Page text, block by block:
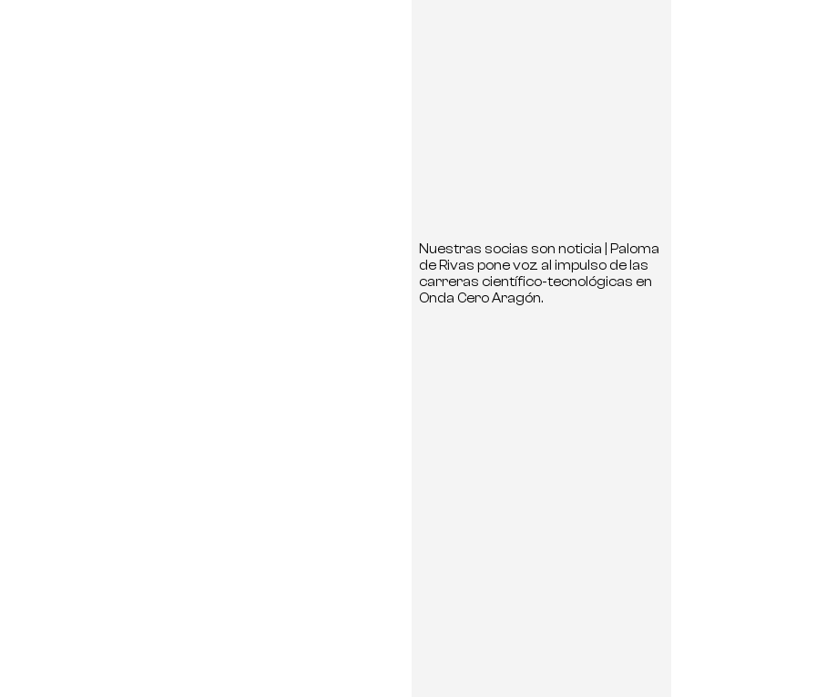
Nuestras socias son noticia | Paloma
de Rivas pone voz al impulso de las
carreras científico-tecnológicas en
Onda Cero Aragón.